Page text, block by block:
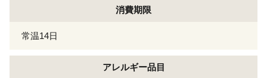
消費期限
常温14日
アレルギー品目